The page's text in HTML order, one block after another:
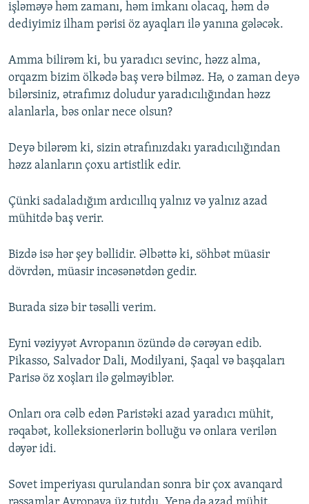
işləməyə həm zamanı, həm imkanı olacaq, həm də
dediyimiz ilham pərisi öz ayaqları ilə yanına gələcək.
Amma bilirəm ki, bu yaradıcı sevinc, həzz alma,
orqazm bizim ölkədə baş verə bilməz. Hə, o zaman deyə
bilərsiniz, ətrafımız doludur yaradıcılığından həzz
alanlarla, bəs onlar nece olsun?
Deyə bilərəm ki, sizin ətrafınızdakı yaradıcılığından
həzz alanların çoxu artistlik edir.
Çünki sadaladığım ardıcıllıq yalnız və yalnız azad
mühitdə baş verir.
Bizdə isə hər şey bəllidir. Əlbəttə ki, söhbət müasir
dövrdən, müasir incəsənətdən gedir.
Burada sizə bir təsəlli verim.
Eyni vəziyyət Avropanın özündə də cərəyan edib.
Pikasso, Salvador Dali, Modilyani, Şaqal və başqaları
Parisə öz xoşları ilə gəlməyiblər.
Onları ora cəlb edən Paristəki azad yaradıcı mühit,
rəqabət, kolleksionerlərin bolluğu və onlara verilən
dəyər idi.
Sovet imperiyası qurulandan sonra bir çox avanqard